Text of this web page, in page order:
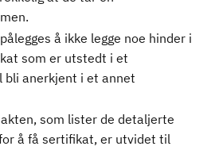
å ikke legge noe hinder i
som er utstedt i et
bli anerkjent i et annet
som lister de detaljerte
å få sertifikat, er utvidet til